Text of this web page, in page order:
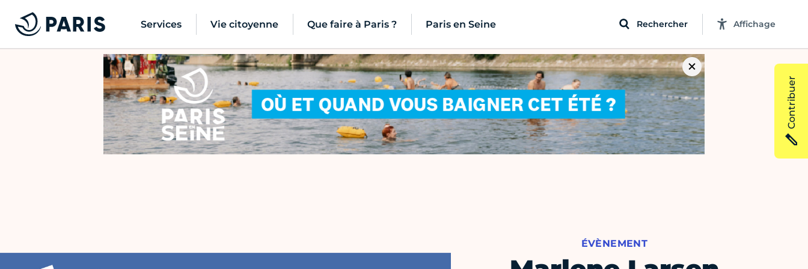
Services Vie citoyenne Que faire à Paris ? Paris en Seine Rechercher Affichage
ÉVÈNEMENT
Contribuer